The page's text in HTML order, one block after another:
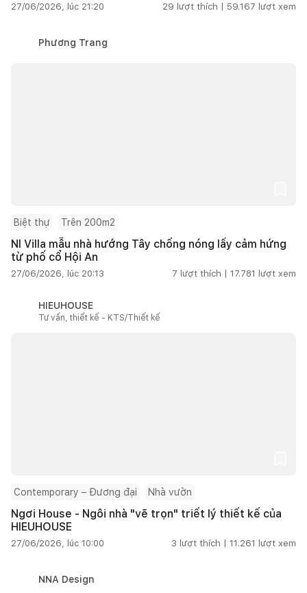
27/06/2026, lúc 21:20 29 lượt thích | 59.167 lượt xem
Phương Trang
Biệt thự Trên 200m2
NI Villa mẫu nhà hướng Tây chống nóng lấy cảm hứng
từ phố cổ Hội An
27/06/2026, lúc 20:13 7 lượt thích | 17.781 lượt xem
HIEUHOUSE
Tư vấn, thiết kế - KTS/Thiết kế
Contemporary – Đương đại Nhà vườn
Ngơi House - Ngôi nhà "vẽ trọn" triết lý thiết kế của
HIEUHOUSE
27/06/2026, lúc 10:00 3 lượt thích | 11.261 lượt xem
NNA Design